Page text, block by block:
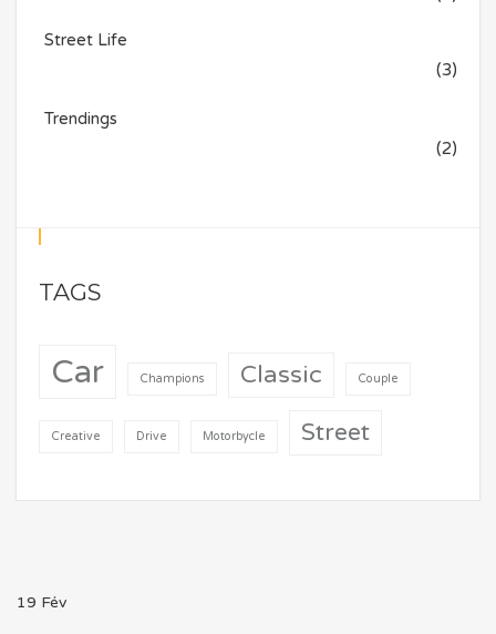
Street Life
(3)
Trendings
(2)
TAGS
Car Champions Classic Couple
Creative Drive Motorbycle Street
19 Fév